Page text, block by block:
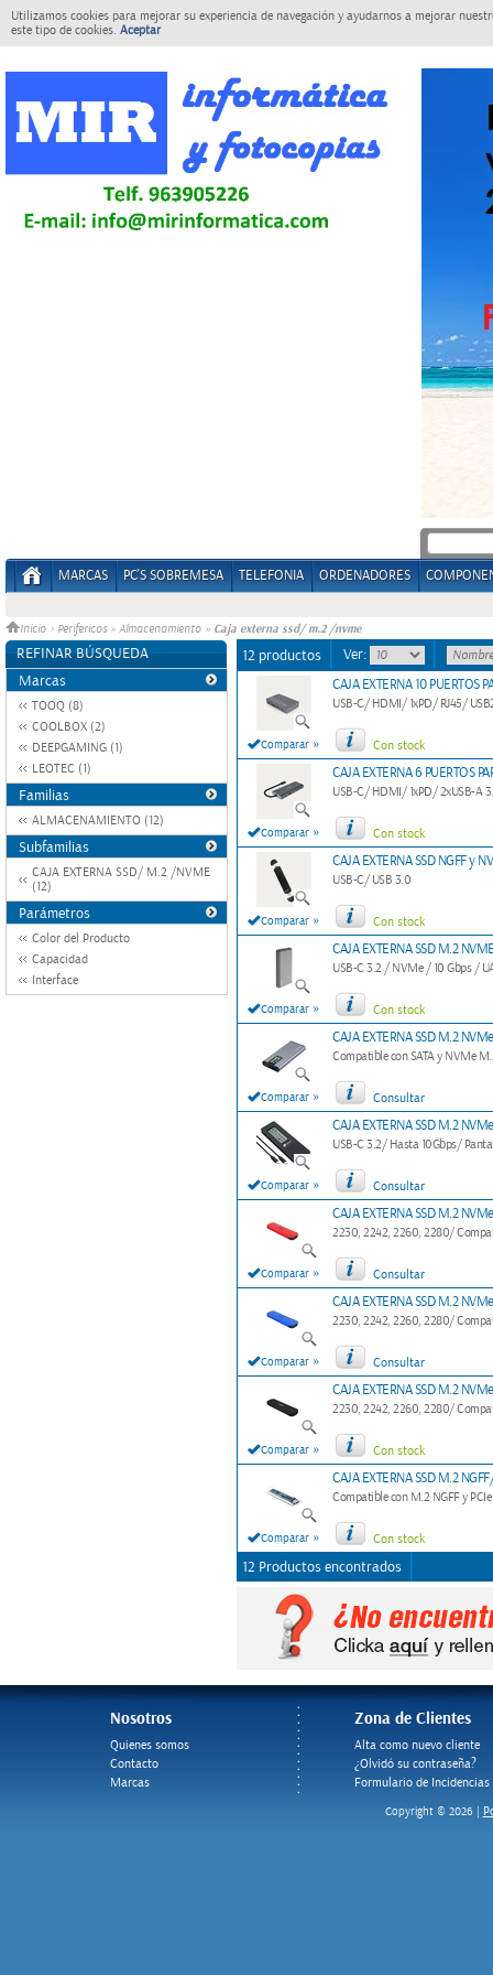
Utilizamos cookies para mejorar su experiencia de navegación y ayudarnos a mejorar
este tipo de cookies. Aceptar
MARCAS PC'S SOBREMESA TELEFONIA ORDENADORES
Inicio > Perifericos » Almacenamiento » Caja externa ssd/ m.2 /nvme
REFINAR BÚSQUEDA
Marcas
TOOQ (8)
COOLBOX (2)
DEEPGAMING (1)
LEOTEC (1)
Familias
ALMACENAMIENTO (12)
Subfamilias
CAJA EXTERNA SSD/ M.2 /NVME
(12)
Parámetros
Color del Producto
Capacidad
Interface
12 productos Ver:
Comparar »
CAJA EXTERNA 10 PUERTOS
USB-C/ HDMI/ 1xPD/ RJ45/
Con stock
Comparar »
CAJA EXTERNA 6 PUERTOS
USB-C/ HDMI/ 1xPD/ 2xUSB-A
Con stock
Comparar »
CAJA EXTERNA SSD NGFF y
USB-C/ USB 3.0
Con stock
Comparar »
CAJA EXTERNA SSD M.2
USB-C 3.2 / NVMe / 10 Gbps /
Con stock
Comparar »
CAJA EXTERNA SSD M.2
Compatible con SATA y NVMe
Consultar
Comparar »
CAJA EXTERNA SSD M.2
USB-C 3.2/ Hasta 10Gbps/
Consultar
Comparar »
CAJA EXTERNA SSD M.2
2230, 2242, 2260, 2280/
Consultar
Comparar »
CAJA EXTERNA SSD M.2
2230, 2242, 2260, 2280/
Consultar
Comparar »
CAJA EXTERNA SSD M.2
2230, 2242, 2260, 2280/
Con stock
Comparar »
CAJA EXTERNA SSD M.2
Compatible con M.2 NGFF y
Con stock
12 Productos encontrados
Nosotros
Quienes somos
Contacto
Marcas
Zona de Clientes
Alta como nuevo cliente
¿Olvidó su contraseña?
Formulario de Incidencias
Copyright © 2026 |